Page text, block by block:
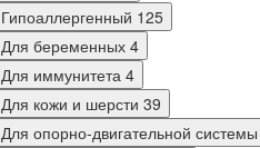
Гипоаллергенный 125
Для беременных 4
Для иммунитета 4
Для кожи и шерсти 39
Для опорно-двигательной системы